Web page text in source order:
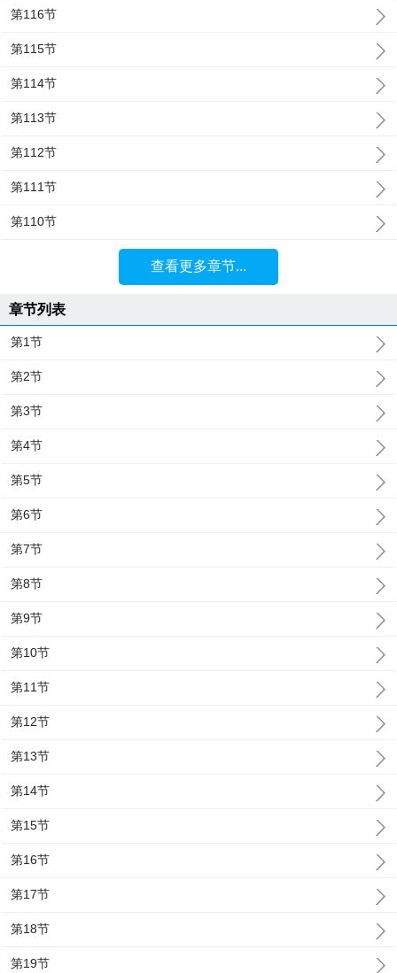
第116节
第115节
第114节
第113节
第112节
第111节
第110节
查看更多章节...
章节列表
第1节
第2节
第3节
第4节
第5节
第6节
第7节
第8节
第9节
第10节
第11节
第12节
第13节
第14节
第15节
第16节
第17节
第18节
第19节